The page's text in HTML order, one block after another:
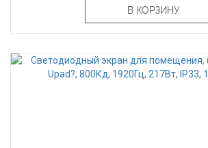
В КОРЗИНУ